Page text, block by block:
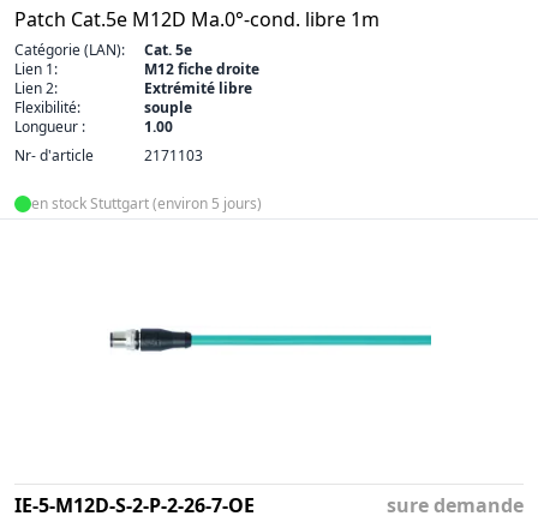
Patch Cat.5e M12D Ma.0°-cond. libre 1m
Catégorie (LAN):
Cat. 5e
Lien 1:
M12 fiche droite
Lien 2:
Extrémité libre
Flexibilité:
souple
Longueur :
1.00
Nr- d'article
2171103
en stock Stuttgart (environ 5 jours)
IE-5-M12D-S-2-P-2-26-7-OE
sure demande